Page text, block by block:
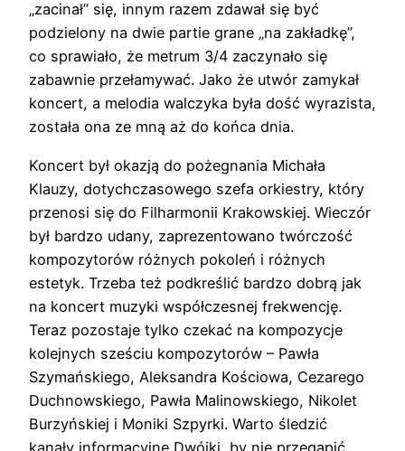
„zacinał” się, innym razem zdawał się być
podzielony na dwie partie grane „na zakładkę”,
co sprawiało, że metrum 3/4 zaczynało się
zabawnie przełamywać. Jako że utwór zamykał
koncert, a melodia walczyka była dość wyrazista,
została ona ze mną aż do końca dnia.
Koncert był okazją do pożegnania Michała
Klauzy, dotychczasowego szefa orkiestry, który
przenosi się do Filharmonii Krakowskiej. Wieczór
był bardzo udany, zaprezentowano twórczość
kompozytorów różnych pokoleń i różnych
estetyk. Trzeba też podkreślić bardzo dobrą jak
na koncert muzyki współczesnej frekwencję.
Teraz pozostaje tylko czekać na kompozycje
kolejnych sześciu kompozytorów – Pawła
Szymańskiego, Aleksandra Kościowa, Cezarego
Duchnowskiego, Pawła Malinowskiego, Nikolet
Burzyńskiej i Moniki Szpyrki. Warto śledzić
kanały informacyjne Dwójki, by nie przegapić